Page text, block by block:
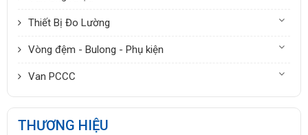
Van Cao Áp
Van Thấp Áp
Van Công Nghiệp
Ống & Phụ kiện
Van Ống Nhựa